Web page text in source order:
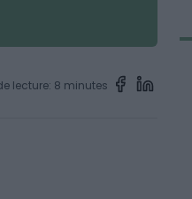
lecture: 8 minutes